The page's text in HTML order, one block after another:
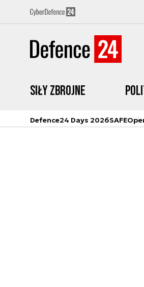
Siły zbrojne
Defence24 Days 2026SAFE